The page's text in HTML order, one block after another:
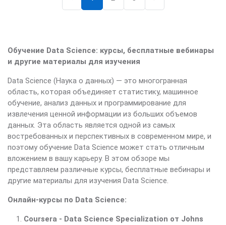
Обучение Data Science: курсы, бесплатные вебинары
и другие материалы для изучения
Data Science (Наука о данных) — это многогранная
область, которая объединяет статистику, машинное
обучение, анализ данных и программирование для
извлечения ценной информации из больших объемов
данных. Эта область является одной из самых
востребованных и перспективных в современном мире, и
поэтому обучение Data Science может стать отличным
вложением в вашу карьеру. В этом обзоре мы
представляем различные курсы, бесплатные вебинары и
другие материалы для изучения Data Science.
Онлайн-курсы по Data Science:
Coursera - Data Science Specialization от Johns